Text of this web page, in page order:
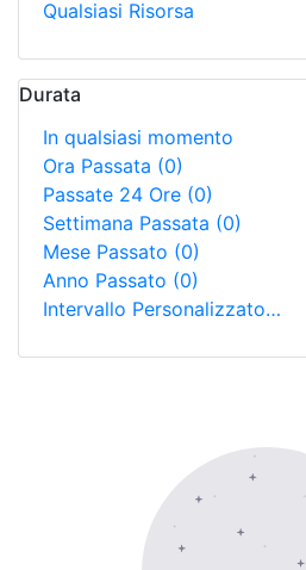
Qualsiasi Risorsa
Durata
In qualsiasi momento
Ora Passata (0)
Passate 24 Ore (0)
Settimana Passata (0)
Mese Passato (0)
Anno Passato (0)
Intervallo Personalizzato…